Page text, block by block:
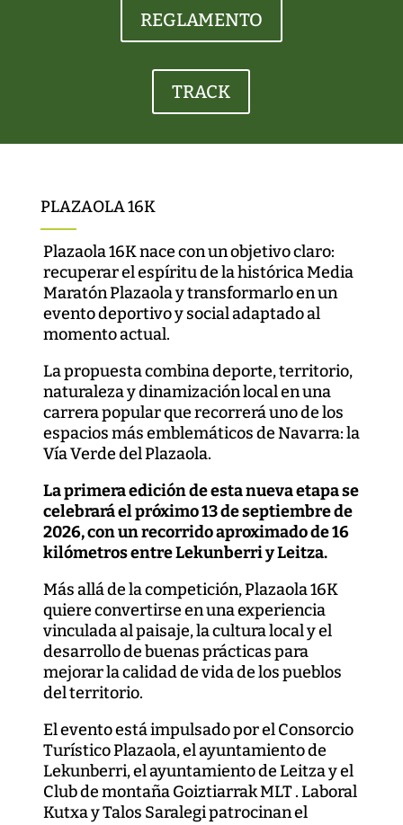
REGLAMENTO
TRACK
PLAZAOLA 16K
Plazaola 16K nace con un objetivo claro:
recuperar el espíritu de la histórica Media
Maratón Plazaola y transformarlo en un
evento deportivo y social adaptado al
momento actual.
La propuesta combina deporte, territorio,
naturaleza y dinamización local en una
carrera popular que recorrerá uno de los
espacios más emblemáticos de Navarra: la
Vía Verde del Plazaola.
La primera edición de esta nueva etapa se
celebrará el próximo 13 de septiembre de
2026, con un recorrido aproximado de 16
kilómetros entre Lekunberri y Leitza.
Más allá de la competición, Plazaola 16K
quiere convertirse en una experiencia
vinculada al paisaje, la cultura local y el
desarrollo de buenas prácticas para
mejorar la calidad de vida de los pueblos
del territorio.
El evento está impulsado por el Consorcio
Turístico Plazaola, el ayuntamiento de
Lekunberri, el ayuntamiento de Leitza y el
Club de montaña Goiztiarrak MLT . Laboral
Kutxa y Talos Saralegi patrocinan el